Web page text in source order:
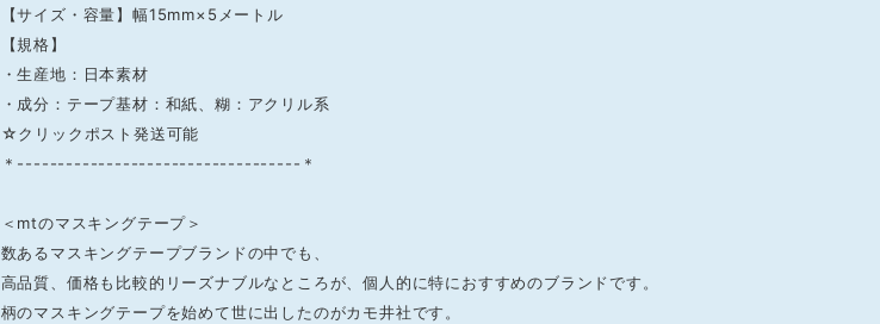
【サイズ・容量】幅15mm×5メートル
【規格】
・生産地：日本素材
・成分：テープ基材：和紙、糊：アクリル系
☆クリックポスト発送可能
＊-----------------------------------＊
＜mtのマスキングテープ＞
数あるマスキングテープブランドの中でも、
高品質、価格も比較的リーズナブルなところが、個人的に特におすすめのブランドです。
柄のマスキングテープを始めて世に出したのがカモ井社です。